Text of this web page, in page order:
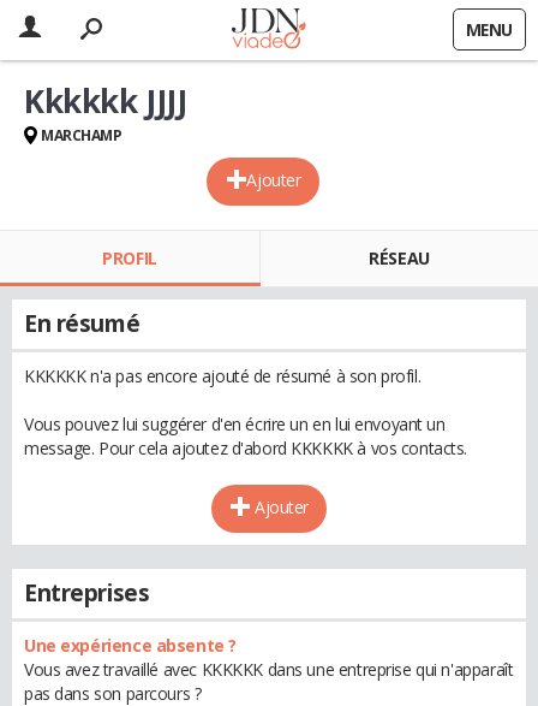
MENU
Ajouter
Kkkkkk JJJJ
MARCHAMP
PROFIL RÉSEAU
En résumé
KKKKKK n'a pas encore ajouté de résumé à son profil.
Vous pouvez lui suggérer d'en écrire un en lui envoyant un
message. Pour cela ajoutez d'abord KKKKKK à vos contacts.
Ajouter
Entreprises
Une expérience absente ?
Vous avez travaillé avec KKKKKK dans une entreprise qui n'apparaît
pas dans son parcours ?